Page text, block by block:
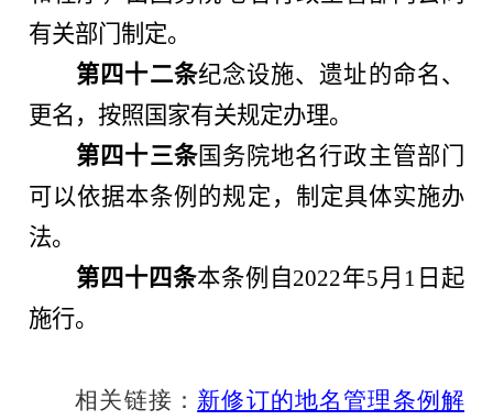
有关部门制定。
第四十二条纪念设施、遗址的命名、
更名，按照国家有关规定办理。
第四十三条国务院地名行政主管部门
可以依据本条例的规定，制定具体实施办
法。
第四十四条本条例自2022年5月1日起
施行。
相关链接： 新修订的地名管理条例解